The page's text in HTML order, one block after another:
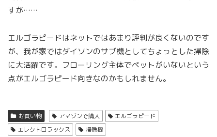
すが……
エルゴラピードはネットではあまり評判が良くないのです
が、我が家ではダイソンのサブ機としてちょっとした掃除
に大活躍です。フローリング主体でペットがいないという
点がエルゴラピード向きなのかもしれません。
お買い物 アマゾンで購入
エルゴラピード
エレクトロラックス
掃除機